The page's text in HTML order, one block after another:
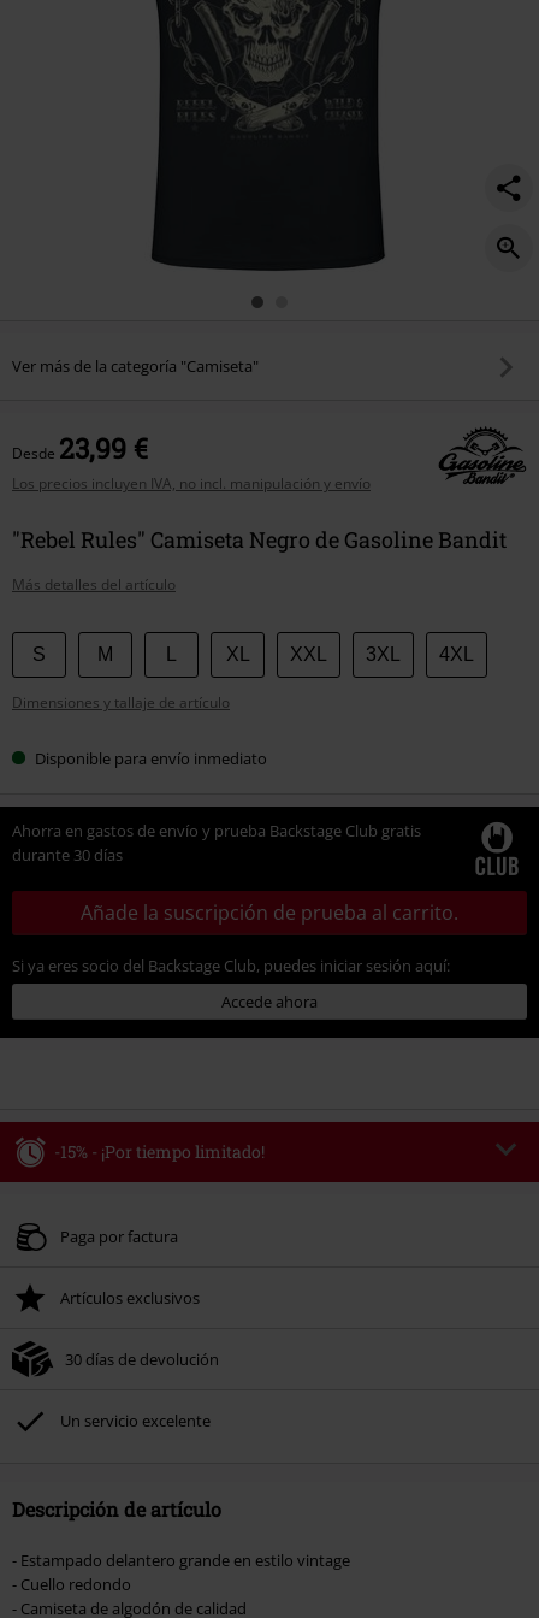
Ver más de la categoría "Camiseta"
Desde 23,99 €
Los precios incluyen IVA, no incl. manipulación y envío
"Rebel Rules" Camiseta Negro de Gasoline Bandit
Más detalles del artículo
Elige
tu
talla
S M XL XXL 3XL 4XL
Dimensiones y tallaje de artículo
Disponible para envío inmediato
Ahorra en gastos de envío y prueba Backstage Club gratis
durante 30 días
Añade la suscripción de prueba al carrito.
Si ya eres socio del Backstage Club, puedes iniciar sesión aquí:
Accede ahora
-15% - ¡Por tiempo limitado!
Válido hasta 8/9/26
Tras introducir el código, el descuento se deducirá automáticamente al final
No acumulable con otras promociones Códigos promocionales.. Quedan
Rammstein, (Till) Lindemann, Böhse Onkelz, Broilers, Die Ärzte, Die Toten
Hosen, Metality, Funko Pop!, vales regalo y artículos que incluyan una
Paga por factura
Artículos exclusivos
30 días de devolución
Un servicio excelente
Descripción de artículo
- Estampado delantero grande en estilo vintage
- Cuello redondo
- Camiseta de algodón de calidad